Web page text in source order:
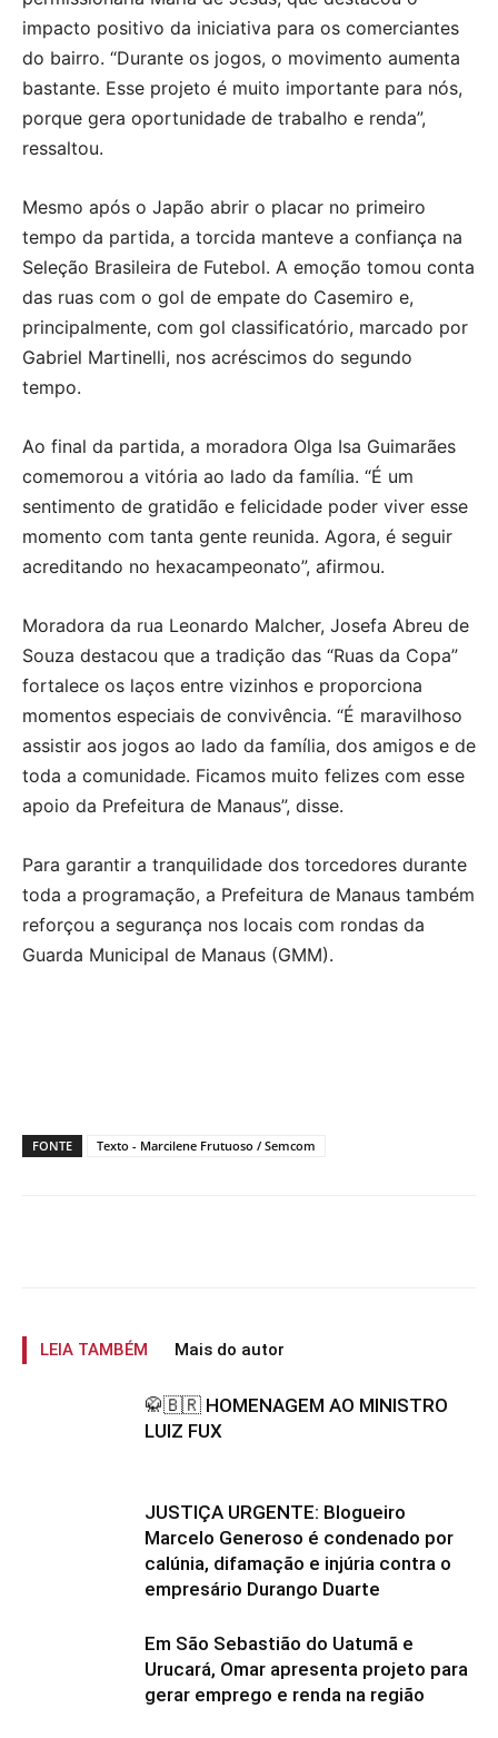
impacto positivo da iniciativa para os comerciantes
do bairro. “Durante os jogos, o movimento aumenta
bastante. Esse projeto é muito importante para nós,
porque gera oportunidade de trabalho e renda”,
ressaltou.
Mesmo após o Japão abrir o placar no primeiro
tempo da partida, a torcida manteve a confiança na
Seleção Brasileira de Futebol. A emoção tomou conta
das ruas com o gol de empate do Casemiro e,
principalmente, com gol classificatório, marcado por
Gabriel Martinelli, nos acréscimos do segundo
tempo.
Ao final da partida, a moradora Olga Isa Guimarães
comemorou a vitória ao lado da família. “É um
sentimento de gratidão e felicidade poder viver esse
momento com tanta gente reunida. Agora, é seguir
acreditando no hexacampeonato”, afirmou.
Moradora da rua Leonardo Malcher, Josefa Abreu de
Souza destacou que a tradição das “Ruas da Copa”
fortalece os laços entre vizinhos e proporciona
momentos especiais de convivência. “É maravilhoso
assistir aos jogos ao lado da família, dos amigos e de
toda a comunidade. Ficamos muito felizes com esse
apoio da Prefeitura de Manaus”, disse.
Para garantir a tranquilidade dos torcedores durante
toda a programação, a Prefeitura de Manaus também
reforçou a segurança nos locais com rondas da
Guarda Municipal de Manaus (GMM).
FONTE Texto - Marcilene Frutuoso / Semcom
LEIA TAMBÉM Mais do autor
🥋🇧🇷 HOMENAGEM AO MINISTRO
LUIZ FUX
JUSTIÇA URGENTE: Blogueiro
Marcelo Generoso é condenado por
calúnia, difamação e injúria contra o
empresário Durango Duarte
Em São Sebastião do Uatumã e
Urucará, Omar apresenta projeto para
gerar emprego e renda na região